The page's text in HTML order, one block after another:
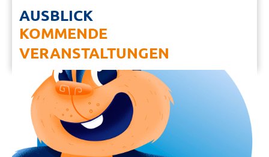
AUSBLICK
KOMMENDE
VERANSTALTUNGEN